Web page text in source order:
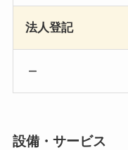
法人登記
設備・サービス